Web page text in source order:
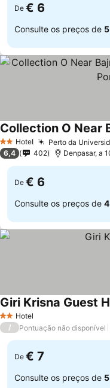
De € 6
Consulte os preços de
2 Estrelas
Hotel Perto da
Ver preços
6,4 402 Denpasar, a
De € 6
Consulte os preços de
2 Estrelas
Hotel
Giri Krisna Guest
/ Pontuação não disponível
De € 7
Consulte os preços de